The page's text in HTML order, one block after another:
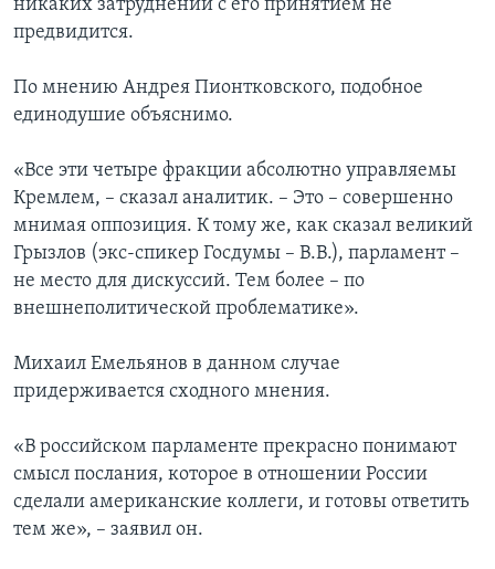
никаких затруднений с его принятием не
предвидится.
По мнению Андрея Пионтковского, подобное
единодушие объяснимо.
«Все эти четыре фракции абсолютно управляемы
Кремлем, – сказал аналитик. – Это – совершенно
мнимая оппозиция. К тому же, как сказал великий
Грызлов (экс-спикер Госдумы – В.В.), парламент –
не место для дискуссий. Тем более – по
внешнеполитической проблематике».
Михаил Емельянов в данном случае
придерживается сходного мнения.
«В российском парламенте прекрасно понимают
смысл послания, которое в отношении России
сделали американские коллеги, и готовы ответить
тем же», – заявил он.